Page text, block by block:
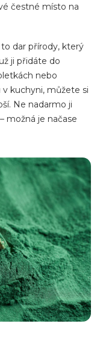
čestné místo na
dar přírody, který
ji přidáte do
nebo
kuchyni, můžete si
Ne nadarmo ji
možná je načase